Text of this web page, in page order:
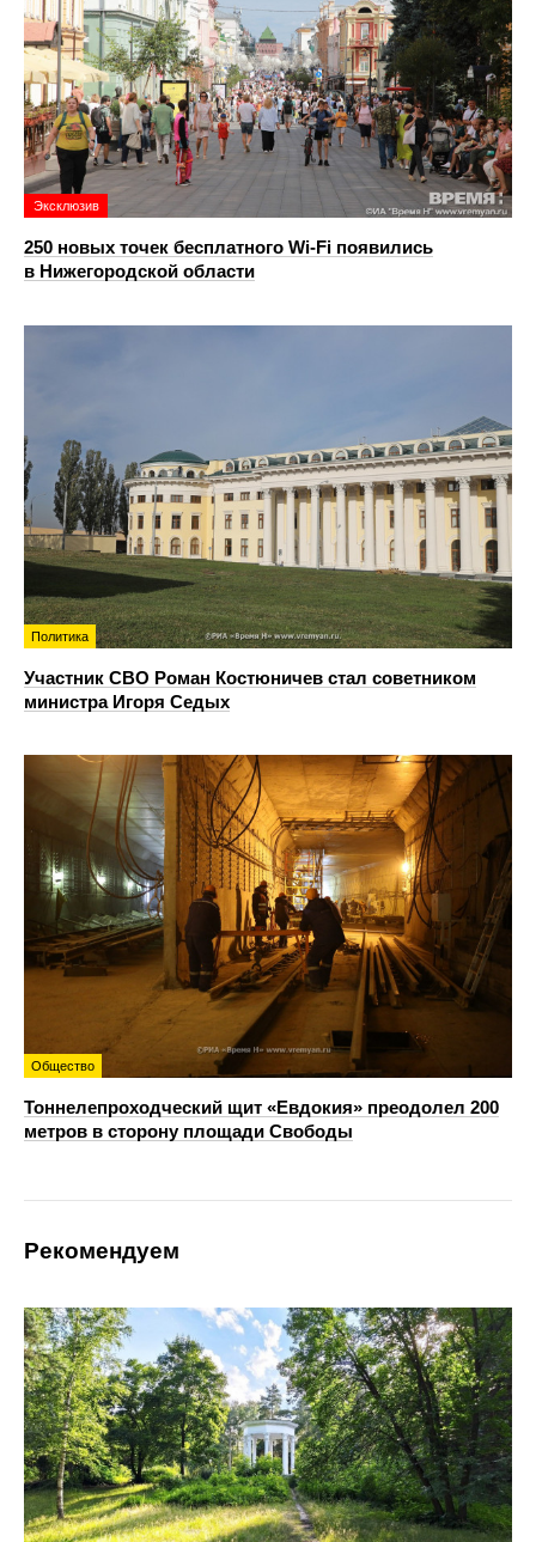
Эксклюзив
250 новых точек бесплатного Wi-Fi появились
в Нижегородской области
Политика
Участник СВО Роман Костюничев стал советником
министра Игоря Седых
Общество
Тоннелепроходческий щит «Евдокия» преодолел 200
метров в сторону площади Свободы
Рекомендуем